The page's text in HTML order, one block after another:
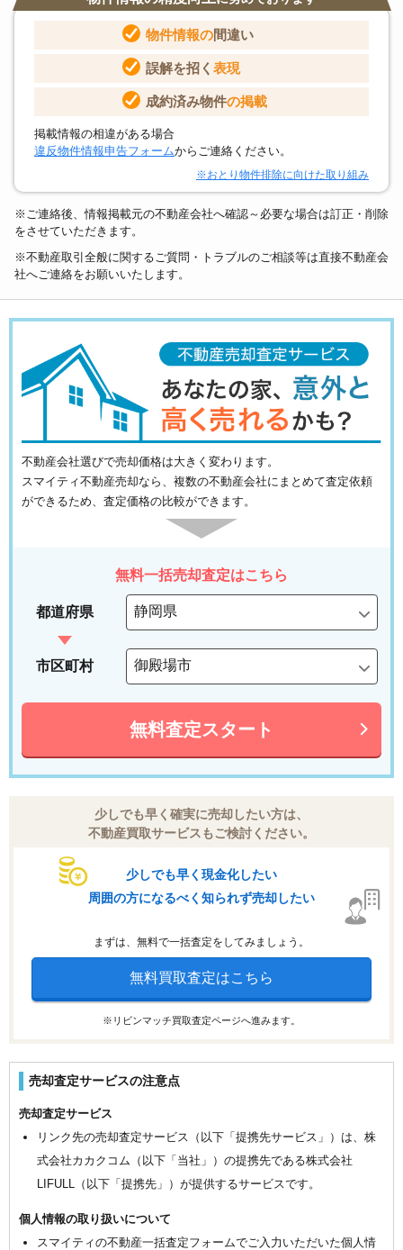
物件情報の間違い
誤解を招く 表現
成約済み物件の掲載
掲載情報の相違がある場合
違反物件情報申告フォームからご連絡ください。
※おとり物件排除に向けた取り組み
※ご連絡後、情報掲載元の不動産会社へ確認～必要な場合は訂正・削除
をさせていただきます。
※不動産取引全般に関するご質問・トラブルのご相談等は直接不動産会
社へご連絡をお願いいたします。
不動産会社選びで売却価格は大きく変わります。
スマイティ不動産売却なら、複数の不動産会社にまとめて査定依頼
ができるため、査定価格の比較ができます。
無料一括売却査定はこちら
都道府県
市区町村
無料査定スタート
少しでも早く確実に売却したい方は、
不動産買取サービスもご検討ください。
少しでも早く現金化したい
周囲の方になるべく知られず売却したい
まずは、無料で一括査定をしてみましょう。
無料買取査定はこちら
※リビンマッチ買取査定ページへ進みます。
売却査定サービスの注意点
売却査定サービス
リンク先の売却査定サービス（以下「提携先サービス」）は、株
式会社カカクコム（以下「当社」）の提携先である株式会社
LIFULL（以下「提携先」）が提供するサービスです。
個人情報の取り扱いについて
スマイティの不動産一括査定フォームでご入力いただいた個人情